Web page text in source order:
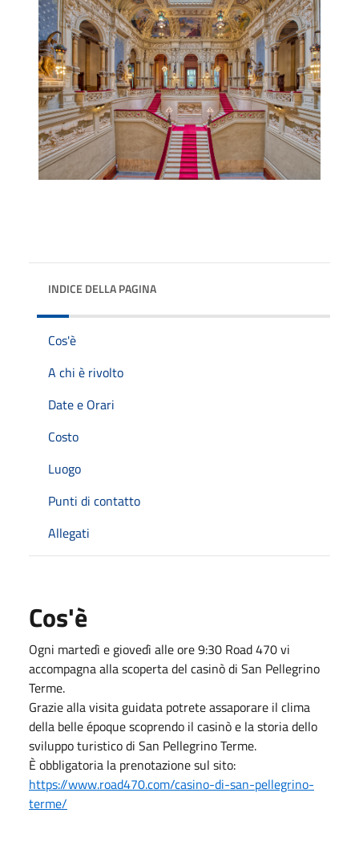
INDICE DELLA PAGINA
Cos'è
A chi è rivolto
Date e Orari
Costo
Luogo
Punti di contatto
Allegati
Cos'è
Ogni martedì e giovedì alle ore 9:30 Road 470 vi
accompagna alla scoperta del casinò di San Pellegrino
Terme.
Grazie alla visita guidata potrete assaporare il clima
della belle époque scoprendo il casinò e la storia dello
sviluppo turistico di San Pellegrino Terme.
È obbligatoria la prenotazione sul sito:
https://www.road470.com/casino-di-san-pellegrino-
terme/